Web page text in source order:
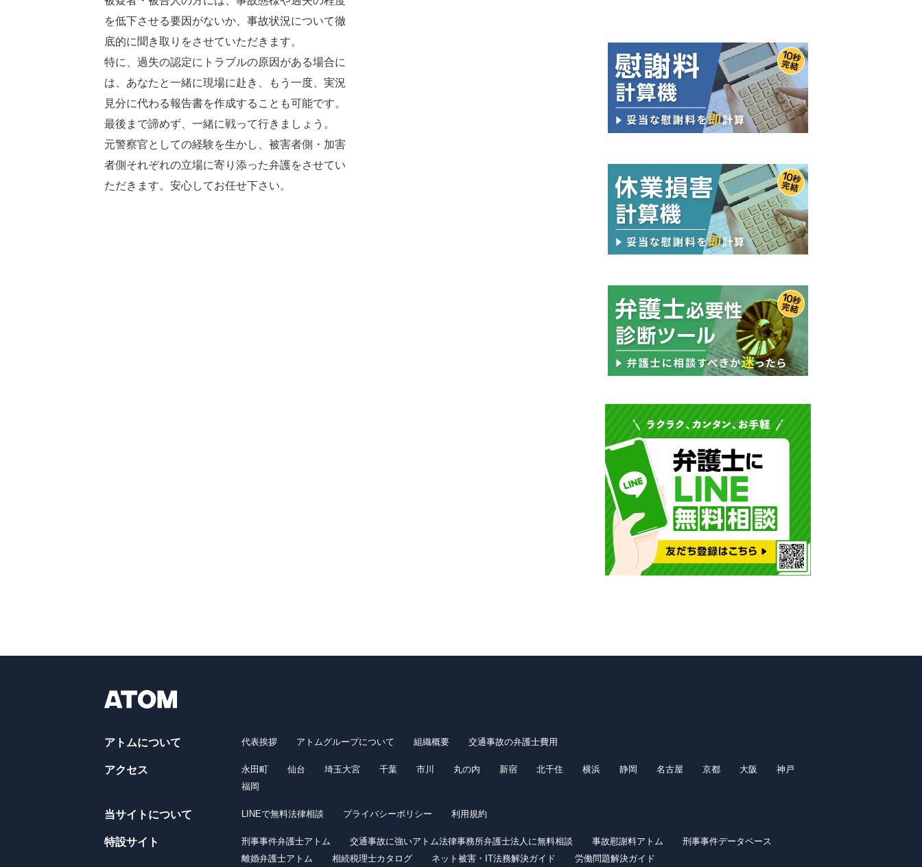
を低下させる要因がないか、事故状況について徹
底的に聞き取りをさせていただきます。
特に、過失の認定にトラブルの原因がある場合に
は、あなたと一緒に現場に赴き、もう一度、実況
見分に代わる報告書を作成することも可能です。
最後まで諦めず、一緒に戦って行きましょう。
元警察官としての経験を生かし、被害者側・加害
者側それぞれの立場に寄り添った弁護をさせてい
ただきます。安心してお任せ下さい。
アトムについて 代表挨拶 アトムグループについて 組織概要 交通事故の弁護士費用
アクセス 永田町 仙台 埼玉大宮 千葉 市川 丸の内 新宿 北千住 横浜 静岡 名古屋 京都 大阪
神戸
福岡
当サイトについて LINEで無料法律相談 プライバシーポリシー 利用規約
特設サイト 刑事事件弁護士アトム 交通事故に強いアトム法律事務所弁護士法人に無料相談 事故慰謝料アトム
刑事事件データベース
離婚弁護士アトム
相続税理士カタログ ネット被害・IT法務解決ガイド 労働問題解決ガイド